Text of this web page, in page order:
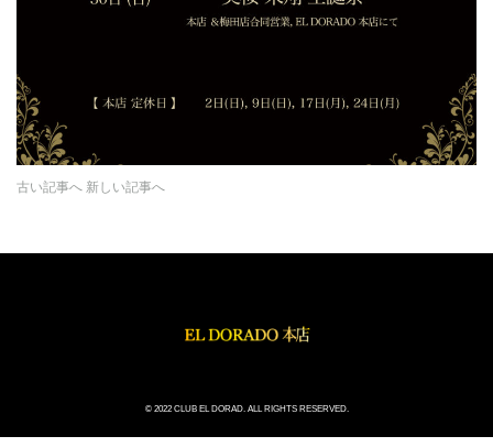
古い記事へ 新しい記事へ
© 2022 CLUB EL DORAD. ALL RIGHTS RESERVED.